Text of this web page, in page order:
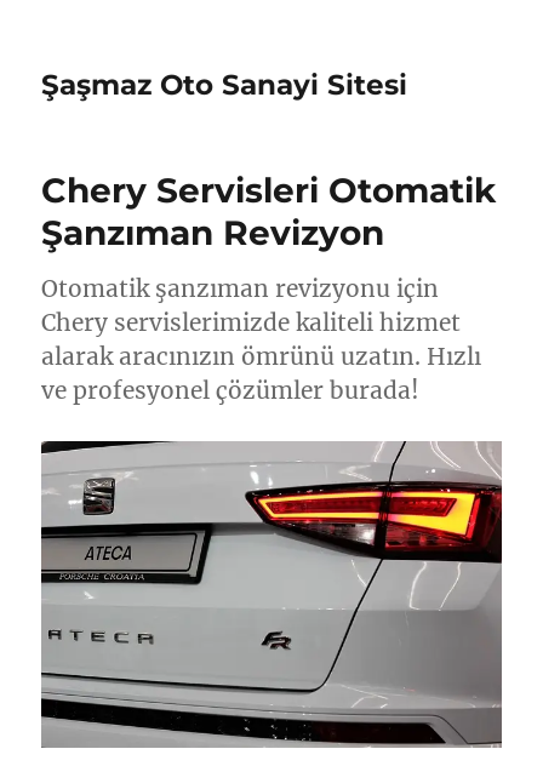
Şaşmaz Oto Sanayi Sitesi
Chery Servisleri Otomatik
Şanzıman Revizyon
Otomatik şanzıman revizyonu için
Chery servislerimizde kaliteli hizmet
alarak aracınızın ömrünü uzatın. Hızlı
ve profesyonel çözümler burada!